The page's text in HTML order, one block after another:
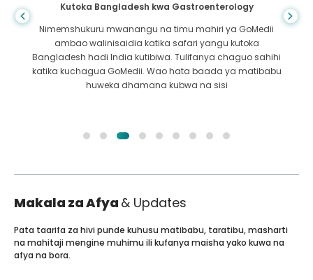
Kutoka Bangladesh kwa Gastroenterology
Nimemshukuru mwanangu na timu mahiri ya GoMedii
ambao walinisaidia katika safari yangu kutoka
Bangladesh hadi India kutibiwa. Tulifanya chaguo sahihi
katika kuchagua GoMedii. Wao hata baada ya matibabu
huweka dhamana kubwa na sisi
Makala za Afya & Updates
Pata taarifa za hivi punde kuhusu matibabu, taratibu, masharti
na mahitaji mengine muhimu ili kufanya maisha yako kuwa na
afya na bora.